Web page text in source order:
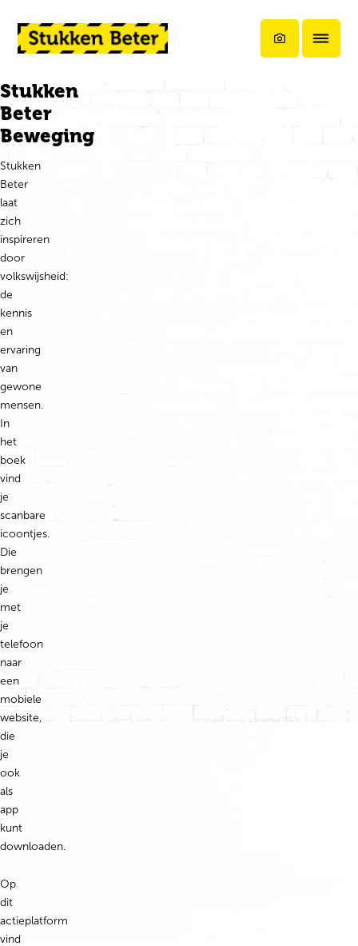
Terug naar de startpagina QR-code
Stukken
Beter
Beweging
Stukken
Beter
laat
zich
inspireren
door
volkswijsheid:
de
kennis
en
ervaring
van
gewone
mensen.
In
het
boek
vind
je
scanbare
icoontjes.
Die
brengen
je
met
je
telefoon
naar
een
mobiele
website,
die
je
ook
als
app
kunt
downloaden.
Op
dit
actieplatform
vind